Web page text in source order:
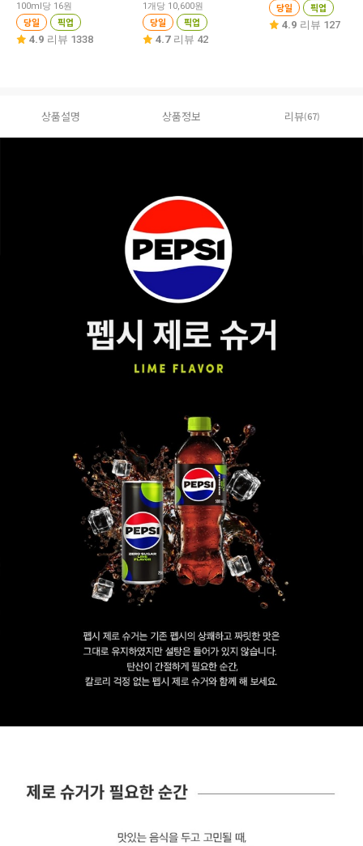
100ml당 16원
당일 픽업
4.9 리뷰 1338
1개당 10,600원
당일 픽업
4.7 리뷰 42
당일 픽업
4.9 리뷰 127
상품설명 상품정보 리뷰(67)